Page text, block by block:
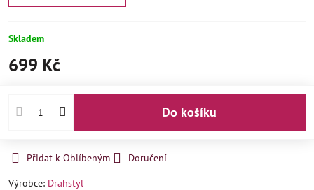
Skladem
699 Kč
Do košíku
Přidat k Oblíbeným
Doručení
Výrobce: Drahstyl